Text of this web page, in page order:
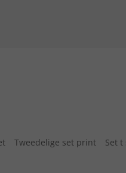
Tweedelige set print Set